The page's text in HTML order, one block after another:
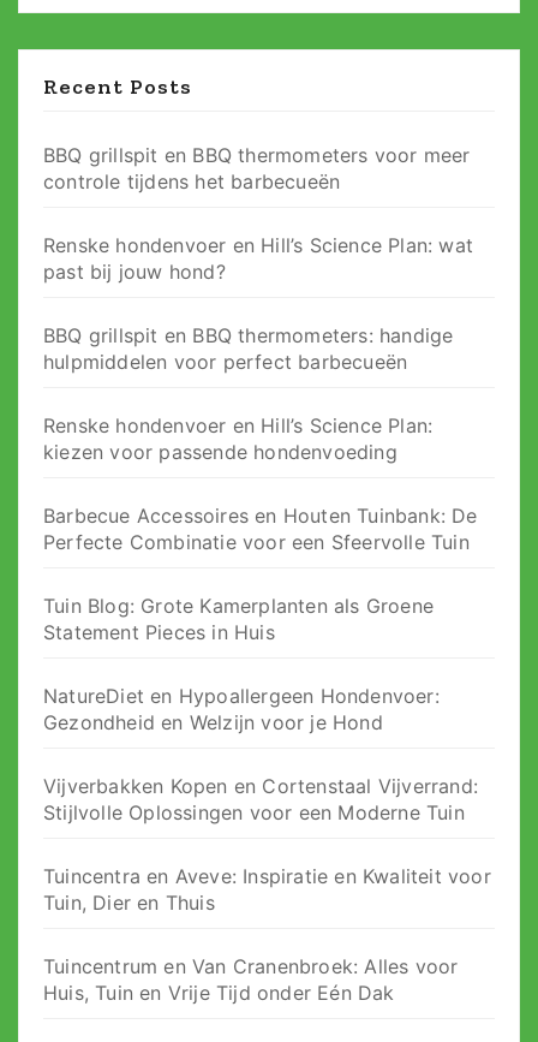
Recent Posts
BBQ grillspit en BBQ thermometers voor meer
controle tijdens het barbecueën
Renske hondenvoer en Hill’s Science Plan: wat
past bij jouw hond?
BBQ grillspit en BBQ thermometers: handige
hulpmiddelen voor perfect barbecueën
Renske hondenvoer en Hill’s Science Plan:
kiezen voor passende hondenvoeding
Barbecue Accessoires en Houten Tuinbank: De
Perfecte Combinatie voor een Sfeervolle Tuin
Tuin Blog: Grote Kamerplanten als Groene
Statement Pieces in Huis
NatureDiet en Hypoallergeen Hondenvoer:
Gezondheid en Welzijn voor je Hond
Vijverbakken Kopen en Cortenstaal Vijverrand:
Stijlvolle Oplossingen voor een Moderne Tuin
Tuincentra en Aveve: Inspiratie en Kwaliteit voor
Tuin, Dier en Thuis
Tuincentrum en Van Cranenbroek: Alles voor
Huis, Tuin en Vrije Tijd onder Eén Dak